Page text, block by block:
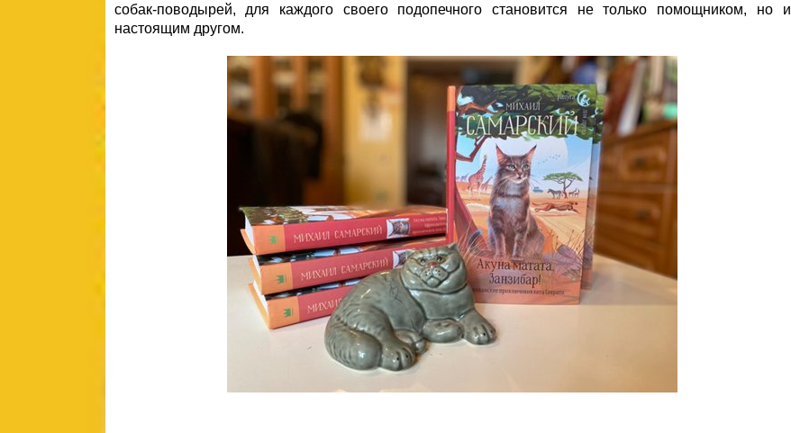
собак-поводырей, для каждого своего подопечного становится не только помощником, но и
настоящим другом.